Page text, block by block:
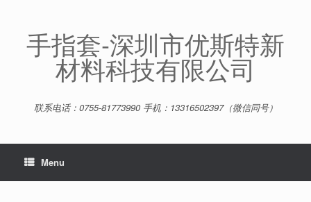
content手指套-深圳市优斯特新
材料科技有限公司
联系电话：0755-81773990 手机：13316502397（微信同号）
Menu